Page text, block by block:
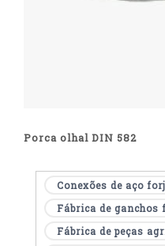
Porca olhal DIN 582
Conexões de aço
Fábrica de ganchos
Fábrica de peças